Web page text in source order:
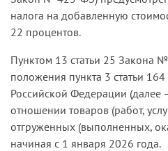
налога на добавленную
22 процентов.
Пунктом 13 статьи 25 Закона
положения пункта 3 статьи
Российской Федерации
отношении товаров (работ,
отгруженных (выполненных,
начиная с 1 января 2026 года.